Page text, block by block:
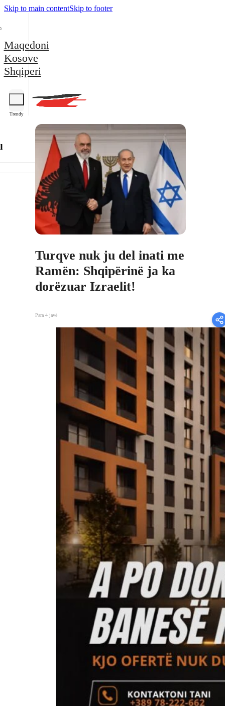
Skip to main contentSkip to footer
Maqedoni
Kosove
Shqiperi
Trendy
Turqve nuk ju del inati me
Ramën: Shqipërinë ja ka
dorëzuar Izraelit!
Para 4 javë